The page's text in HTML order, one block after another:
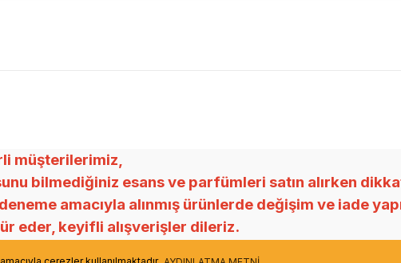
müşterilerimiz,
bilmediğiniz esans ve parfümleri satın alırken
amacıyla alınmış ürünlerde değişim ve iade
eder, keyifli alışverişler dileriz.